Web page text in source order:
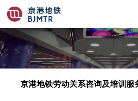
京港地铁劳动关系咨询及培训